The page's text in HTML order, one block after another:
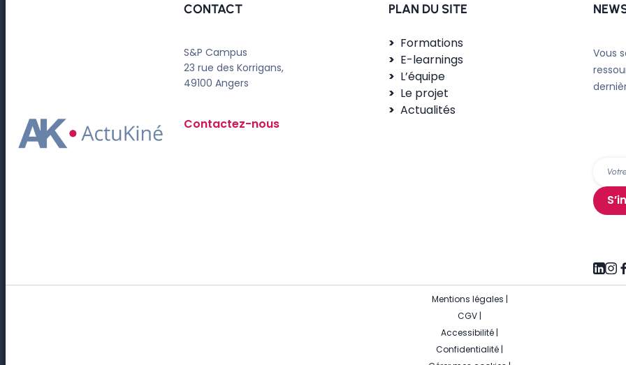
CONTACT
S&P Campus
23 rue des Korrigans,
49100 Angers
Contactez-nous
PLAN DU SITE
Formations
E-learnings
L’équipe
Le projet
Actualités
Vous
Mentions légales |
CGV |
Accessibilité |
Confidentialité |